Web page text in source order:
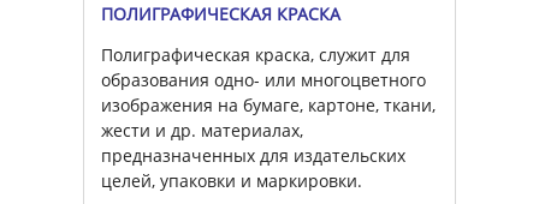
ПОЛИГРАФИЧЕСКАЯ КРАСКА
Полиграфическая краска, служит для
образования одно- или многоцветного
изображения на бумаге, картоне, ткани,
жести и др. материалах,
предназначенных для издательских
целей, упаковки и маркировки.